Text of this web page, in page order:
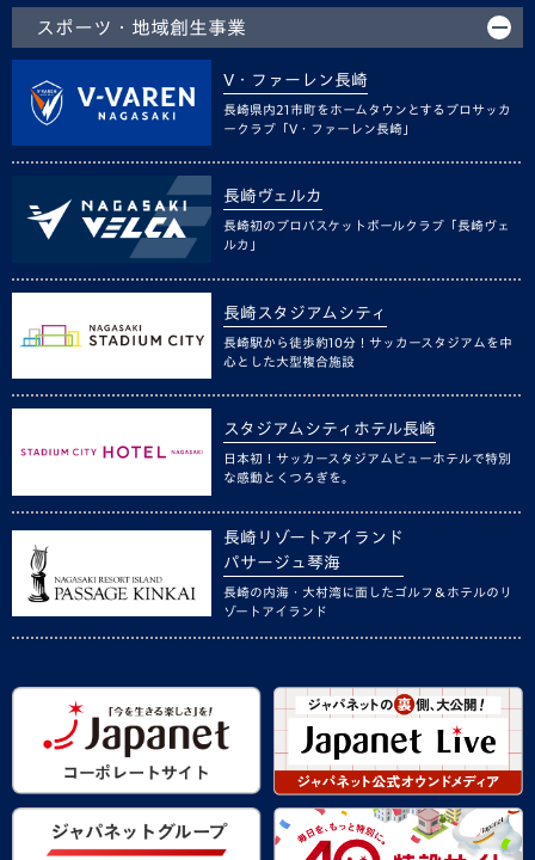
スポーツ・地域創生事業
V・ファーレン長崎
長崎県内21市町をホームタウンとするプロサッカ
ークラブ「V・ファーレン長崎」
長崎ヴェルカ
長崎初のプロバスケットボールクラブ「長崎ヴェ
ルカ」
長崎スタジアムシティ
長崎駅から徒歩約10分！サッカースタジアムを中
心とした大型複合施設
スタジアムシティホテル長崎
日本初！サッカースタジアムビューホテルで特別
な感動とくつろぎを。
長崎リゾートアイランド
パサージュ琴海
長崎の内海・大村湾に面したゴルフ＆ホテルのリ
ゾートアイランド